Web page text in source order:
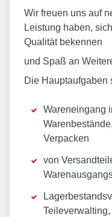
Wir freuen uns auf
Leistung haben,
Qualität bekennen
und Spaß an
Die Hauptaufgaben
Wareneingang
Verpacken
von